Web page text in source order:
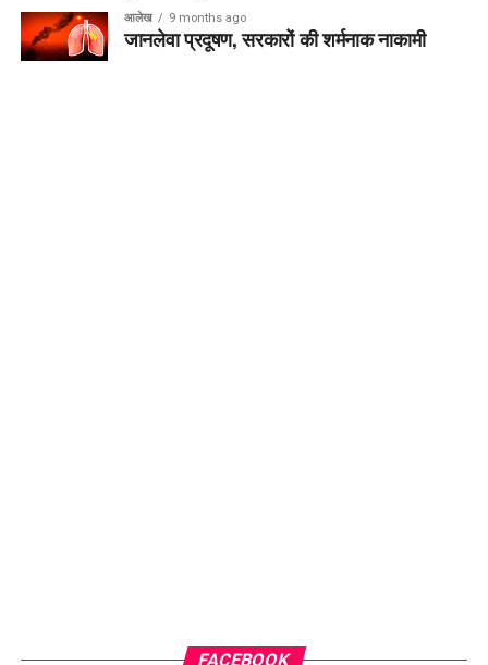
आलेख 9 months ago
जानलेवा प्रदूषण, सरकारों की शर्मनाक नाकामी
FACEBOOK